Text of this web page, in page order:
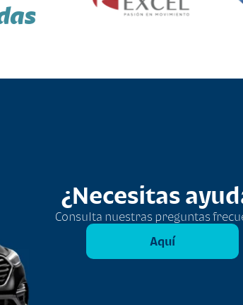
¿Necesitas
Consulta nuestras preguntas
Aquí